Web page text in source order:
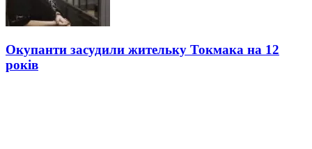
Окупанти засудили жительку Токмака на 12
років